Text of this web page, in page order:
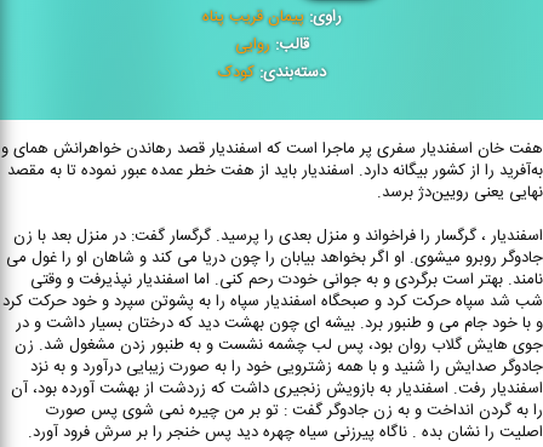
راوی: پیمان قریب پناه
قالب: روایی
دسته‌بندی: کودک
هفت خان اسفندیار سفری پر ماجرا است که اسفندیار قصد رهاندن خواهرانش همای و
به‌آفرید را از کشور بیگانه دارد. اسفندیار باید از هفت خطر عمده عبور نموده تا به مقصد
نهایی یعنی رویین‌دژ برسد.
اسفندیار ، گرگسار را فراخواند و منزل بعدی را پرسید. گرگسار گفت: در منزل بعد با زن
جادوگر روبرو میشوی. او اگر بخواهد بیابان را چون دریا می کند و شاهان او را غول می
نامند. بهتر است برگردی و به جوانی خودت رحم کنی. اما اسفندیار نپذیرفت و وقتی
شب شد سپاه حرکت کرد و صبحگاه اسفندیار سپاه را به پشوتن سپرد و خود حرکت کرد
و با خود جام می و طنبور برد. بیشه ای چون بهشت دید که درختان بسیار داشت و در
جوی هایش گلاب روان بود، پس لب چشمه نشست و به طنبور زدن مشغول شد. زن
جادوگر صدایش را شنید و با همه زشترویی خود را به صورت زیبایی درآورد و به نزد
اسفندیار رفت. اسفندیار به بازویش زنجیری داشت که زردشت از بهشت آورده بود، آن
را به گردن انداخت و به زن جادوگر گفت : تو بر من چیره نمی شوی پس صورت
اصلیت را نشان بده . ناگاه پیرزنی سیاه چهره دید پس خنجر را بر سرش فرود آورد.